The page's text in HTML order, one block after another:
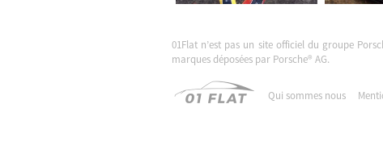
01Flat n’est pas un site officiel du groupe
marques déposées par Porsche® AG.
Qui sommes nous